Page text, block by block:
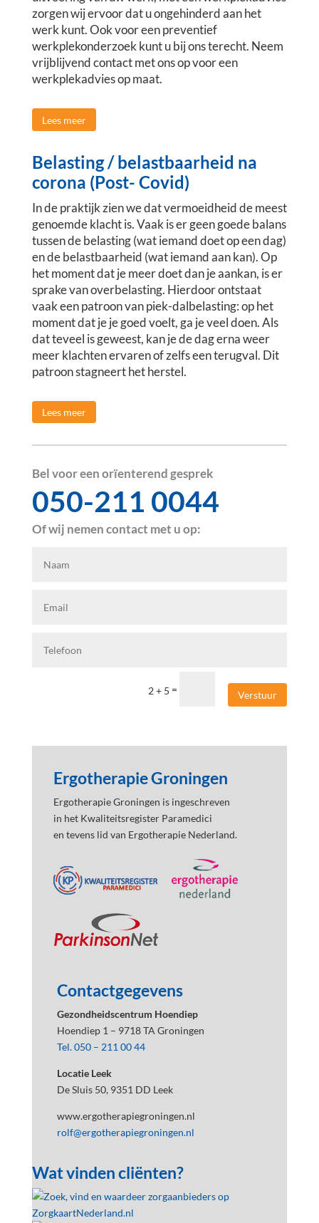
zorgen wij ervoor dat u ongehinderd aan het
werk kunt. Ook voor een preventief
werkplekonderzoek kunt u bij ons terecht. Neem
vrijblijvend contact met ons op voor een
werkplekadvies op maat.
Lees meer
Belasting / belastbaarheid na
corona (Post- Covid)
In de praktijk zien we dat vermoeidheid de meest
genoemde klacht is. Vaak is er geen goede balans
tussen de belasting (wat iemand doet op een dag)
en de belastbaarheid (wat iemand aan kan). Op
het moment dat je meer doet dan je aankan, is er
sprake van overbelasting. Hierdoor ontstaat
vaak een patroon van piek-dalbelasting: op het
moment dat je je goed voelt, ga je veel doen. Als
dat teveel is geweest, kan je de dag erna weer
meer klachten ervaren of zelfs een terugval. Dit
patroon stagneert het herstel.
Lees meer
Bel voor een orïenterend gesprek
050-211 0044
Of wij nemen contact met u op:
2 + 5 = Verstuur
Ergotherapie Groningen
Ergotherapie Groningen is ingeschreven
in het Kwaliteitsregister Paramedici
en tevens lid van Ergotherapie Nederland.
Contactgegevens
Gezondheidscentrum Hoendiep
Hoendiep 1 – 9718 TA Groningen
Tel. 050 – 211 00 44
Locatie Leek
De Sluis 50, 9351 DD Leek
www.ergotherapiegroningen.nl
rolf@ergotherapiegroningen.nl
Wat vinden cliënten?